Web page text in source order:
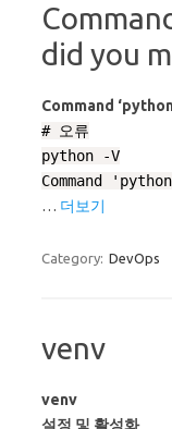
did you
Command
# 오류
python -V
Command
… 더보기
Category: DevOps
venv
venv
설정 및 활성화